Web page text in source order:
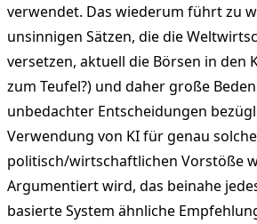
verwendet. Das wiederum führt zu
unsinnigen Sätzen, die die
versetzen, aktuell die Börsen in den
zum Teufel?) und daher große
unbedachter Entscheidungen
Verwendung von KI für genau solche
politisch/wirtschaftlichen Vorstöße
Argumentiert wird, das beinahe
basierte System ähnliche